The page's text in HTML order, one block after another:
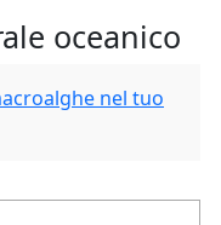
oceanico
nel tuo